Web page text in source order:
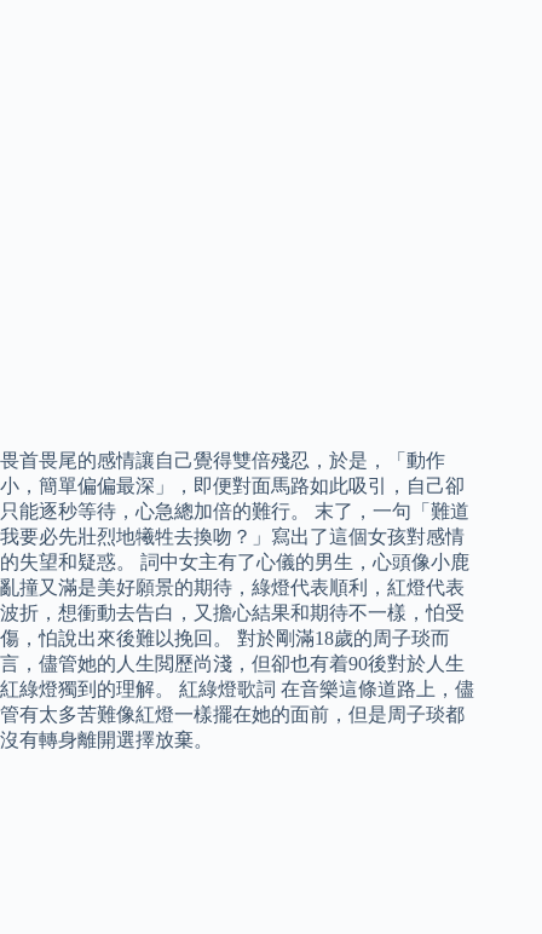
畏首畏尾的感情讓自己覺得雙倍殘忍，於是，「動作
小，簡單偏偏最深」，即便對面馬路如此吸引，自己卻
只能逐秒等待，心急總加倍的難行。 末了，一句「難道
我要必先壯烈地犧牲去換吻？」寫出了這個女孩對感情
的失望和疑惑。 詞中女主有了心儀的男生，心頭像小鹿
亂撞又滿是美好願景的期待，綠燈代表順利，紅燈代表
波折，想衝動去告白，又擔心結果和期待不一樣，怕受
傷，怕說出來後難以挽回。 對於剛滿18歲的周子琰而
言，儘管她的人生閲歷尚淺，但卻也有着90後對於人生
紅綠燈獨到的理解。 紅綠燈歌詞 在音樂這條道路上，儘
管有太多苦難像紅燈一樣擺在她的面前，但是周子琰都
沒有轉身離開選擇放棄。